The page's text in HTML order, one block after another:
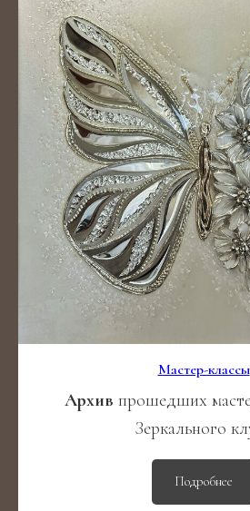
Мастер-классы
Архив прошедших
Зеркального
Подробнее